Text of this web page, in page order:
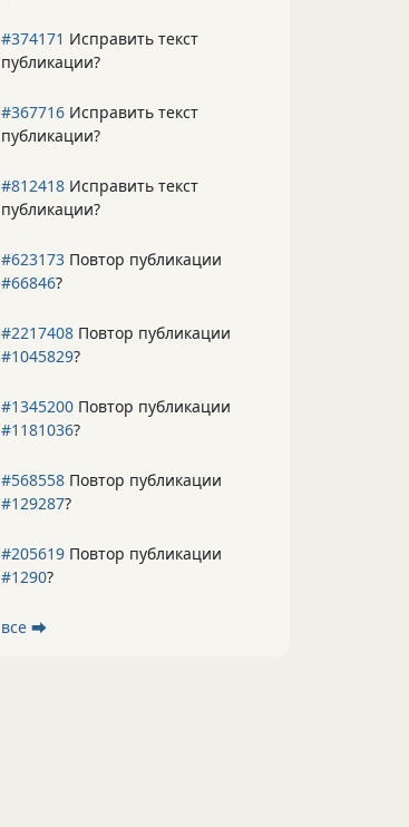
#374171 Исправить текст
публикации?
#367716 Исправить текст
публикации?
#812418 Исправить текст
публикации?
#623173 Повтор публикации
#66846?
#2217408 Повтор публикации
#1045829?
#1345200 Повтор публикации
#1181036?
#568558 Повтор публикации
#129287?
#205619 Повтор публикации
#1290?
все ⮕